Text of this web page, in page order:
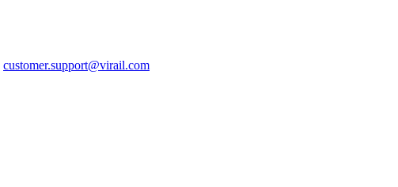
customer.support@virail.com